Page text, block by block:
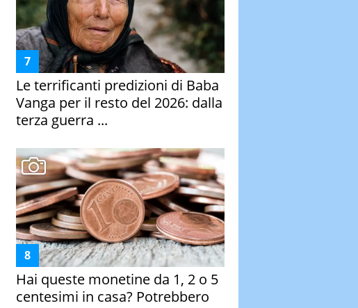
Le terrificanti predizioni di Baba
Vanga per il resto del 2026: dalla
terza guerra ...
Hai queste monetine da 1, 2 o 5
centesimi in casa? Potrebbero